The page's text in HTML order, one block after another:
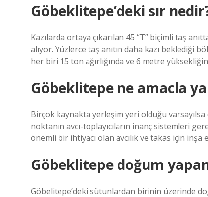
Göbeklitepe’deki sır
Kazılarda ortaya çıkarılan 45 “T” biçimli taş
alıyor. Yüzlerce taş anıtın daha kazı beklediği
her biri 15 ton ağırlığında ve 6 metre
Göbeklitepe ne amacla
Birçok kaynakta yerleşim yeri olduğu varsayılsa
noktanın avcı-toplayıcıların inanç sistemleri
önemli bir ihtiyacı olan avcılık ve takas için
Göbeklitepe doğum
Göbelitepe’deki sütunlardan birinin üzerinde